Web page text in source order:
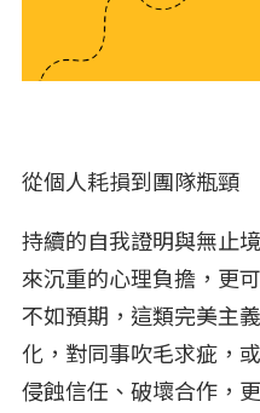
從個人耗損到團隊瓶頸
持續的自我證明與無止
來沉重的心理負擔，更
不如預期，這類完美主
化，對同事吹毛求疵，
侵蝕信任、破壞合作，